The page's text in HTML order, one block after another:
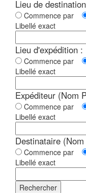
Lieu de
Commence par
Libellé exact
Lieu d'expédition :
Commence par
Libellé exact
Expéditeur (Nom
Commence par
Libellé exact
Destinataire
Commence par
Libellé exact
Rechercher